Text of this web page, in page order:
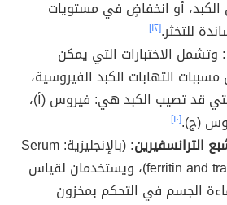
الكبد، أو انخفاضٍ في مستويات
للتخثر.[١٢]
وتشمل الاختبارات التي يمكن
التهابات الكبد الفيروسية،
قد تصيب الكبد هي: فيروس (أ)،
(ج).[١٠]
الترانسفيرين:
(بالإنجليزية: Serum
ferritin and transferrin saturation)، ويستخدمان لقياس
الجسم في التحكم بمخزون